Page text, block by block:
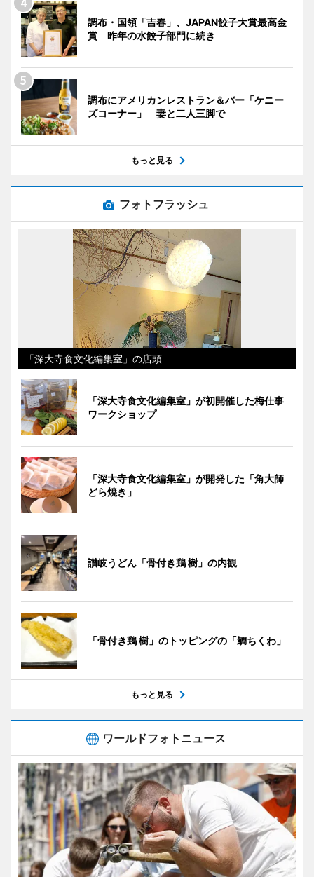
調布・国領「吉春」、JAPAN餃子大賞最高金
賞 昨年の水餃子部門に続き
調布にアメリカンレストラン＆バー「ケニー
ズコーナー」 妻と二人三脚で
もっと見る
フォトフラッシュ
「深大寺食文化編集室」の店頭
「深大寺食文化編集室」が初開催した梅仕事
ワークショップ
「深大寺食文化編集室」が開発した「角大師
どら焼き」
讃岐うどん「骨付き鶏 樹」の内観
「骨付き鶏 樹」のトッピングの「鯛ちくわ」
もっと見る
ワールドフォトニュース